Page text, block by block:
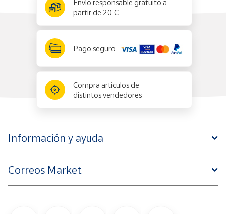
Envío responsable gratuito a
partir de 20 €
Pago seguro
Compra artículos de
distintos vendedores
Información y ayuda
Correos Market